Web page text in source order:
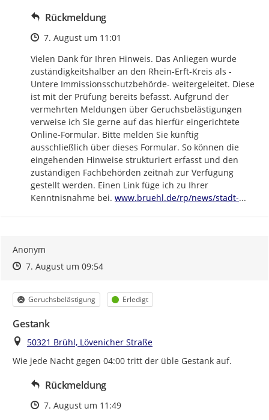
Rückmeldung
Zeitpunkt des Erstellens
7. August um 11:01
Vielen Dank für Ihren Hinweis. Das Anliegen wurde
zuständigkeitshalber an den Rhein-Erft-Kreis als -
Untere Immissionsschutzbehörde- weitergeleitet. Diese
ist mit der Prüfung bereits befasst. Aufgrund der
vermehrten Meldungen über Geruchsbelästigungen
verweise ich Sie gerne auf das hierfür eingerichtete
Online-Formular. Bitte melden Sie künftig
ausschließlich über dieses Formular. So können die
eingehenden Hinweise strukturiert erfasst und den
zuständigen Fachbehörden zeitnah zur Verfügung
gestellt werden. Einen Link füge ich zu Ihrer
Kenntnisnahme bei. https://
www.bruehl.de/rp/news/stadt-...
Anonym
Zeitpunkt des Erstellens
Zeitpunkt des Erstellens
7. August um 09:54Zur Äußerung
Kategorie
Geruchsbelästigung Status
Erledigt
Gestank
Ort
50321 Brühl, Lövenicher Straße
Wie jede Nacht gegen 04:00 tritt der üble Gestank auf.
Rückmeldung
Zeitpunkt des Erstellens
7. August um 11:49